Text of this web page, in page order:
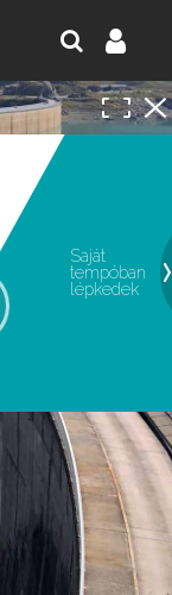
leképezések
Saját
tempóban
lépkedek